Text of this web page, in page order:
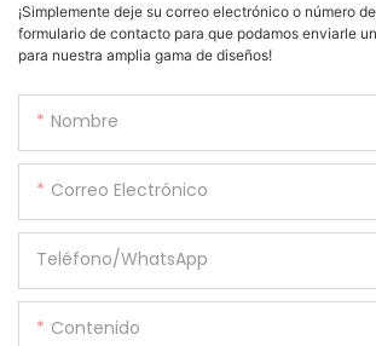
¡Simplemente deje su correo electrónico o número
formulario de contacto para que podamos enviarle
para nuestra amplia gama de diseños!
Nombre
Correo Electrónico
Teléfono/WhatsApp
Contenido